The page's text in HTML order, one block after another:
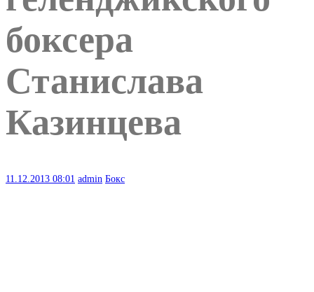
боксера
Станислава
Казинцева
11.12.2013 08:01 admin Бокс